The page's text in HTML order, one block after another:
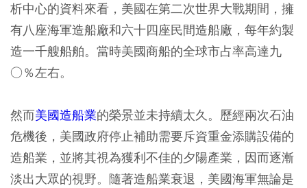
析中心的資料來看，美國在第二次世界大戰期間，擁
有八座海軍造船廠和六十四座民間造船廠，每年約製
造一千艘船舶。當時美國商船的全球市占率高達九
○％左右。
然而美國造船業的榮景並未持續太久。歷經兩次石油
危機後，美國政府停止補助需要斥資重金添購設備的
造船業，並將其視為獲利不佳的夕陽產業，因而逐漸
淡出大眾的視野。隨著造船業衰退，美國海軍無論是